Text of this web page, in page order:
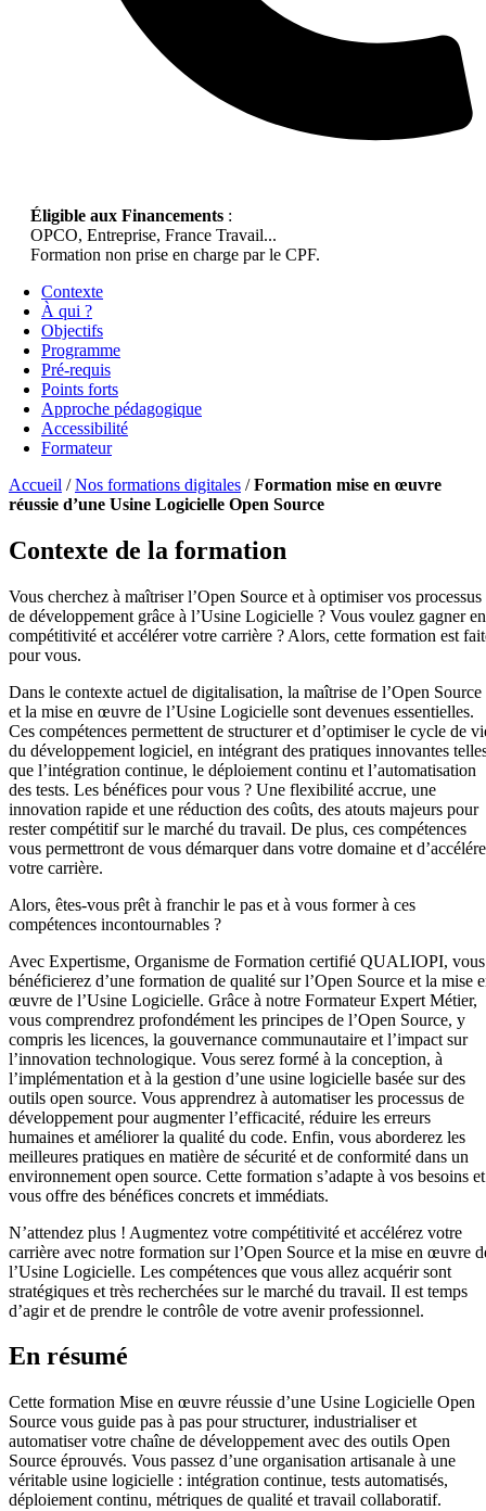
Éligible aux Financements :
OPCO, Entreprise, France Travail...
Formation non prise en charge par le CPF.
Contexte
À qui ?
Objectifs
Programme
Pré-requis
Points forts
Approche pédagogique
Accessibilité
Formateur
Accueil /Nos formations digitales /Formation mise en œuvre
réussie d’une Usine Logicielle Open Source
Contexte de la formation
Vous cherchez à maîtriser l’Open Source et à optimiser vos processus
de développement grâce à l’Usine Logicielle ? Vous voulez gagner en
compétitivité et accélérer votre carrière ? Alors, cette formation est
pour vous.
Dans le contexte actuel de digitalisation, la maîtrise de l’Open Source
et la mise en œuvre de l’Usine Logicielle sont devenues essentielles.
Ces compétences permettent de structurer et d’optimiser le cycle de
du développement logiciel, en intégrant des pratiques innovantes
que l’intégration continue, le déploiement continu et l’automatisation
des tests. Les bénéfices pour vous ? Une flexibilité accrue, une
innovation rapide et une réduction des coûts, des atouts majeurs pour
rester compétitif sur le marché du travail. De plus, ces compétences
vous permettront de vous démarquer dans votre domaine et
votre carrière.
Alors, êtes-vous prêt à franchir le pas et à vous former à ces
compétences incontournables ?
Avec Expertisme, Organisme de Formation certifié QUALIOPI, vous
bénéficierez d’une formation de qualité sur l’Open Source et la mise
œuvre de l’Usine Logicielle. Grâce à notre Formateur Expert Métier,
vous comprendrez profondément les principes de l’Open Source, y
compris les licences, la gouvernance communautaire et l’impact sur
l’innovation technologique. Vous serez formé à la conception, à
l’implémentation et à la gestion d’une usine logicielle basée sur des
outils open source. Vous apprendrez à automatiser les processus de
développement pour augmenter l’efficacité, réduire les erreurs
humaines et améliorer la qualité du code. Enfin, vous aborderez les
meilleures pratiques en matière de sécurité et de conformité dans un
environnement open source. Cette formation s’adapte à vos besoins et
vous offre des bénéfices concrets et immédiats.
N’attendez plus ! Augmentez votre compétitivité et accélérez votre
carrière avec notre formation sur l’Open Source et la mise en œuvre
l’Usine Logicielle. Les compétences que vous allez acquérir sont
stratégiques et très recherchées sur le marché du travail. Il est temps
d’agir et de prendre le contrôle de votre avenir professionnel.
En résumé
Cette formation Mise en œuvre réussie d’une Usine Logicielle Open
Source vous guide pas à pas pour structurer, industrialiser et
automatiser votre chaîne de développement avec des outils Open
Source éprouvés. Vous passez d’une organisation artisanale à une
véritable usine logicielle : intégration continue, tests automatisés,
déploiement continu, métriques de qualité et travail collaboratif.